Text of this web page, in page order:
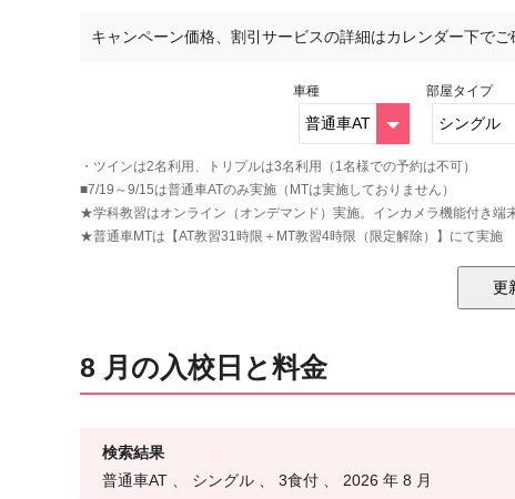
キャンペーン価格、割引サービスの詳細はカレンダー下でご
車種 部屋タイプ
・ツインは2名利用、トリプルは3名利用（1名様での予約は不可）
■7/19～9/15は普通車ATのみ実施（MTは実施しておりません）
★学科教習はオンライン（オンデマンド）実施。インカメラ機能付き端
★普通車MTは【AT教習31時限＋MT教習4時限（限定解除）】にて実施
8 月の入校日と料金
検索結果
普通車AT 、
シングル 、 3食付 、 2026 年 8 月